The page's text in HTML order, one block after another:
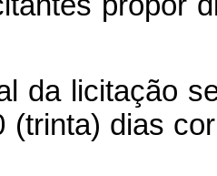
da licitação
(trinta) dias